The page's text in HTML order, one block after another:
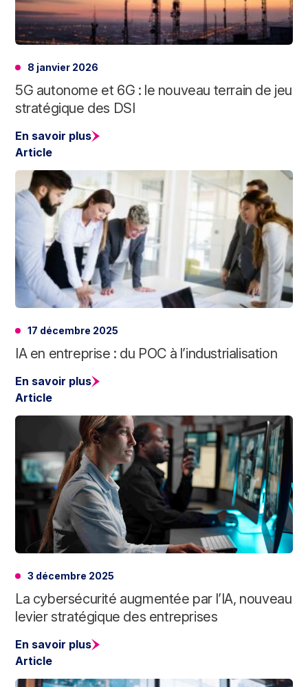
8 janvier 2026
5G autonome et 6G : le nouveau terrain de jeu
stratégique des DSI
En savoir plus
Article
17 décembre 2025
IA en entreprise : du POC à l’industrialisation
En savoir plus
Article
3 décembre 2025
La cybersécurité augmentée par l’IA, nouveau
levier stratégique des entreprises
En savoir plus
Article